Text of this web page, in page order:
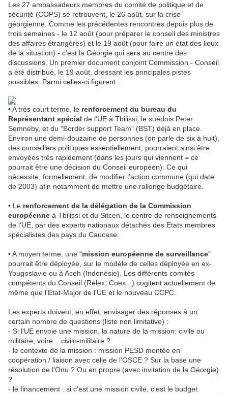
Les 27 ambassadeurs membres du comité de politique et de
sécurité (COPS) se retrouvent, le 26 août, sur la crise
géorgienne. Comme les précédentes rencontres depuis plus de
trois semaines - le 12 août (pour préparer le conseil des ministres
des affaires étrangères) et le 19 août (pour faire un état des lieux
de la situation) - c'est la Géorgie qui sera au centre des
discussions. Un premier document conjoint Commission - Conseil
a été distribué, le 19 août, dressant les principales pistes
possibles. Parmi celles-ci figurent :
• A très court terme, le renforcement du bureau du
Représentant spécial de l'UE à Tbilissi, le suédois Peter
Semneby, et du "Border support Team" (BST) déjà en place.
Environ une demi-douzaine de personnes (on parle de six à huit),
des conseillers politiques essentiellement, pourraient ainsi être
envoyées très rapidement (dans les jours qui viennent = ce
pourrait être une décision du Conseil européen). Ce qui
nécessite, formellement, de modifier l'action commune (qui date
de 2003) afin notamment de mettre une rallonge budgétaire.
• Le renforcement de la délégation de la Commission
européenne à Tbilissi et du Sitcen, le centre de renseignements
de l'UE, par des experts nationaux détachés des Etats membres
spécialistes des pays du Caucase.
• A moyen terme, une "mission européenne de surveillance"
pourrait être déployée, sur le modèle de celles déployée en ex-
Yougoslavie ou à Aceh (Indonésie). Les différents comités
compétents du Conseil (Relex, Coex...) cogitent actuellement de
même que l'Etat-Major de l'UE et le nouveau CCPC.
Les experts doivent, en effet, envisager des réponses à un
certain nombre de questions (liste non limitative) :
- Si l'UE envoie une mission, la nature de la mission: civile ou
militaire, voire... civilo-militaire ?
- le contexte de la mission : mission PESD montée en
coopération / liaison avec celle de l'OSCE ? Sur la base une
résolution de l'Onu ? Ou en propre (avec invitation de la Géorgie)
?
- le financement : si c'est une mission civile, c'est le budget